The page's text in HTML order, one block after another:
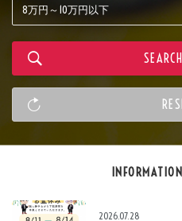
INFORMATION
2026.07.28